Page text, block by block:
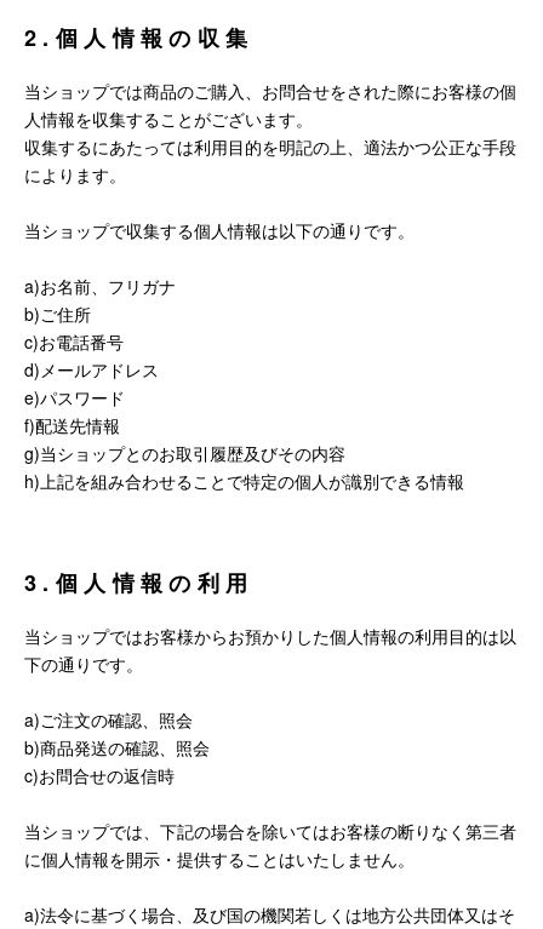
2.個人情報の収集
当ショップでは商品のご購入、お問合せをされた際にお客様の個
人情報を収集することがございます。
収集するにあたっては利用目的を明記の上、適法かつ公正な手段
によります。
当ショップで収集する個人情報は以下の通りです。
a)お名前、フリガナ
b)ご住所
c)お電話番号
d)メールアドレス
e)パスワード
f)配送先情報
g)当ショップとのお取引履歴及びその内容
h)上記を組み合わせることで特定の個人が識別できる情報
3.個人情報の利用
当ショップではお客様からお預かりした個人情報の利用目的は以
下の通りです。
a)ご注文の確認、照会
b)商品発送の確認、照会
c)お問合せの返信時
当ショップでは、下記の場合を除いてはお客様の断りなく第三者
に個人情報を開示・提供することはいたしません。
a)法令に基づく場合、及び国の機関若しくは地方公共団体又はそ